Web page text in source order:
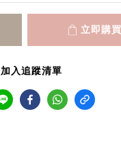
立即購買
加入追蹤清單